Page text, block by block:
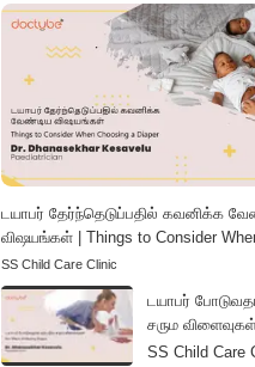
டயாபர் தேர்ந்தெடுப்பதில் கவனிக்க
விஷயங்கள் | Things to Consider
Choosing a Diaper | Tamil
SS Child Care Clinic
டயாபர்
சரும
Effects of
SS Child Care